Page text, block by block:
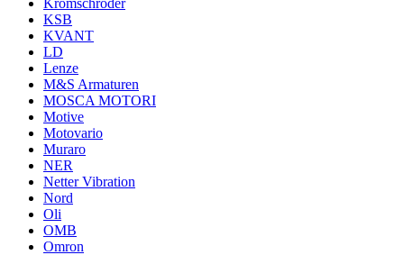
Kromschroder
KSB
KVANT
LD
Lenze
M&S Armaturen
MOSCA MOTORI
Motive
Motovario
Muraro
NER
Netter Vibration
Nord
Oli
OMB
Omron